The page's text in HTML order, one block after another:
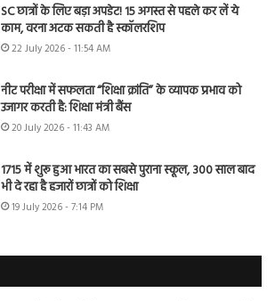
SC छात्रों के लिए बड़ा अपडेट! 15 अगस्त से पहले कर लें ये
काम, वरना अटक सकती है स्कॉलरशिप
22 July 2026 - 11:54 AM
नीट परीक्षा में सफलता “शिक्षा क्रांति” के व्यापक प्रभाव को
उजागर करती है: शिक्षा मंत्री बैंस
20 July 2026 - 11:43 AM
1715 में शुरू हुआ भारत का सबसे पुराना स्कूल, 300 साल बाद
भी दे रहा है हजारों छात्रों को शिक्षा
19 July 2026 - 7:14 PM